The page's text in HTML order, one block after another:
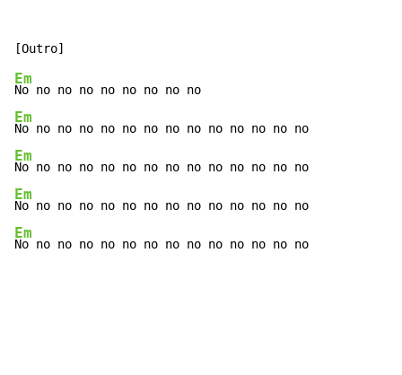
Em
Em
Em
Em
Em
No no no no no no no no no no no no no no